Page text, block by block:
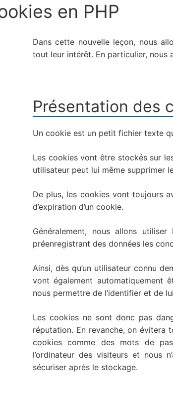
en PHP
Dans cette nouvelle leçon, nous
tout leur intérêt. En particulier, nous
Présentation des
Un cookie est un petit fichier texte
Les cookies vont être stockés sur
utilisateur peut lui même supprimer
De plus, les cookies vont toujours
d’expiration d’un cookie.
Généralement, nous allons
préenregistrant des données les
Ainsi, dès qu’un utilisateur connu
vont également automatiquement
nous permettre de l’identifier et de
Les cookies ne sont donc pas
réputation. En revanche, on évitera
cookies comme des mots de
l’ordinateur des visiteurs et nous
sécuriser après le stockage.